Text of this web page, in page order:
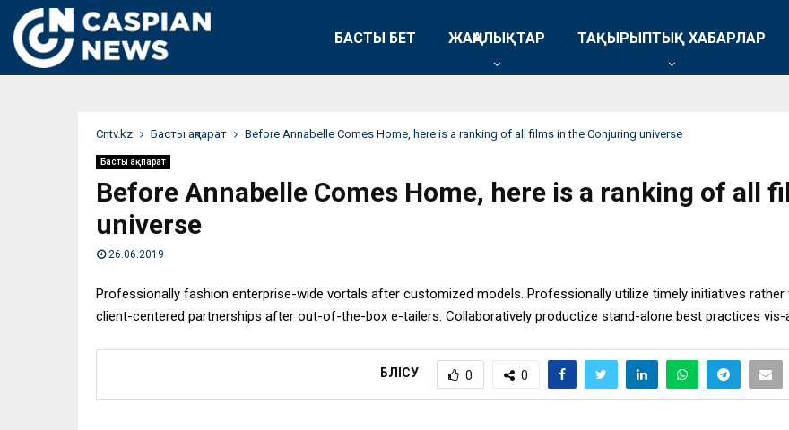
БАСТЫ БЕТ ЖАҢАЛЫҚТАР ТАҚЫРЫПТЫҚ ХАБАРЛАР
Сntv.kz Басты ақпарат Before Annabelle Comes Home, here is a ranking of all films in the Conjuring universe
Басты ақпарат
Before Annabelle Comes Home, here is a ranking of all
universe
26.06.2019
Professionally fashion enterprise-wide vortals after customized models. Professionally utilize timely initiatives
client-centered partnerships after out-of-the-box e-tailers. Collaboratively productize stand-alone best practices vis-
БӨЛІСУ 0 0